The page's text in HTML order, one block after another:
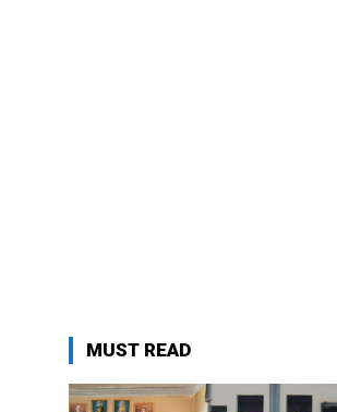
MUST READ